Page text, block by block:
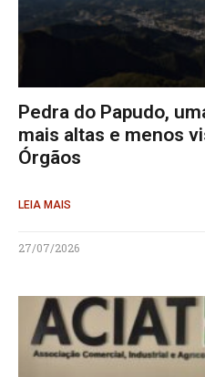
Pedra do Papudo,
mais altas e menos
Órgãos
LEIA MAIS
27/07/2026